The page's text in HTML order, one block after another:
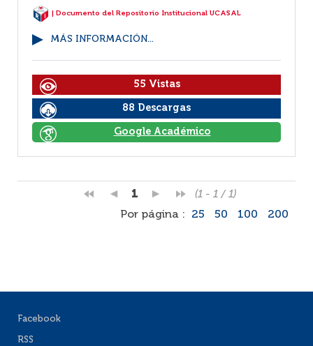
| Documento del Repositorio Institucional UCASAL
MÁS INFORMACIÓN...
55 Vistas
88 Descargas
Google Académico
1
(1 - 1 / 1)
Por página :
25 50 100 200
Facebook
RSS